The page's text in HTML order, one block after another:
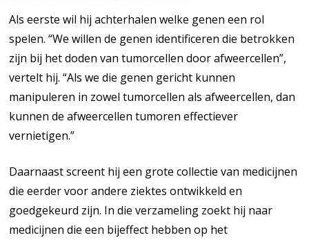
Als eerste wil hij achterhalen welke genen een rol
spelen. “We willen de genen identificeren die betrokken
zijn bij het doden van tumorcellen door afweercellen”,
vertelt hij. “Als we die genen gericht kunnen
manipuleren in zowel tumorcellen als afweercellen, dan
kunnen de afweercellen tumoren effectiever
vernietigen.”
Daarnaast screent hij een grote collectie van medicijnen
die eerder voor andere ziektes ontwikkeld en
goedgekeurd zijn. In die verzameling zoekt hij naar
medicijnen die een bijeffect hebben op het